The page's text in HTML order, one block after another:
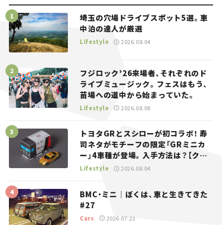
埼玉の穴場ドライブスポット5選。車
中泊の達人が厳選
Lifestyle 2026.08.04
フジロック’26来場者、それぞれのド
ライブミュージック。フェスはもう、
苗場への道中から始まっていた。
Lifestyle 2026.08.08
トヨタGRとスシローが初コラボ！ 寿
司ネタがモチーフの限定「GRミニカ
ー」4車種が登場。入手方法は？【クル
マとホビー】
Lifestyle 2026.08.04
BMC・ミニ｜ぼくは、車と生きてきた
#27
Cars 2026.07.21